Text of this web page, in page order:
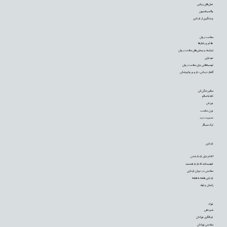
نوزاد
شیردهی
غربالگری نوزادان
سلامتی نوزادان
بارداری
اقدام برای باردار شدن
فهمیده‌اید که باردار هستید
سلامتی در دوران بارداری
بارداری هفته به هفته
زایمان و تولد
سالم زندگی کن
تغذیه سالم
ورزش
وزن مناسب
مدیریت درد
ترک سیگار
سلامت روان
علائم و رفتارها
شرایط و بیماری‌های سلامت روان
خودیاری
توصیه‌‌هایی برای سلامت روان
گفتار درمانی، دارو و روانپزشکی
عمل‌های زیبایی
واکسیناسیون
پیشگیری از بارداری